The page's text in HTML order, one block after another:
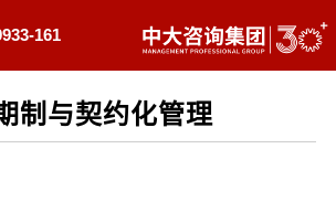
161
制与契约化管理